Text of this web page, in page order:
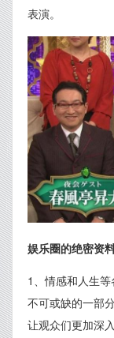
表演。
娱乐圈的绝密资
1、情感和人生
不可或缺的一部
让观众们更加深